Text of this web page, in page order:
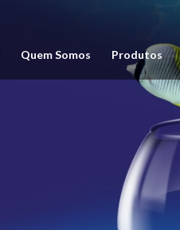
Quem Somos Produtos